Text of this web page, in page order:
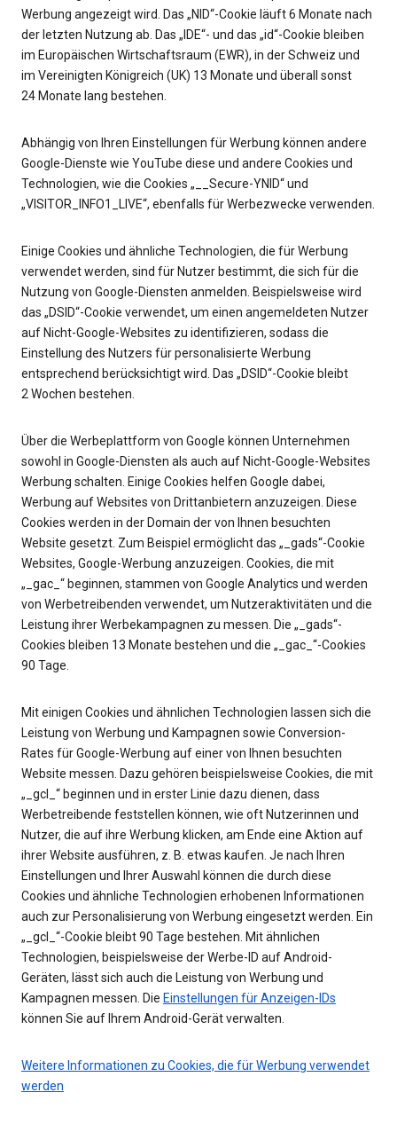
Werbung angezeigt wird. Das „NID“-Cookie läuft 6 Monate nach
der letzten Nutzung ab. Das „IDE“- und das „id“-Cookie bleiben
im Europäischen Wirtschaftsraum (EWR), in der Schweiz und
im Vereinigten Königreich (UK) 13 Monate und überall sonst
24 Monate lang bestehen.
Abhängig von Ihren Einstellungen für Werbung können andere
Google-Dienste wie YouTube diese und andere Cookies und
Technologien, wie die Cookies „__Secure-YNID“ und
„VISITOR_INFO1_LIVE“, ebenfalls für Werbezwecke verwenden.
Einige Cookies und ähnliche Technologien, die für Werbung
verwendet werden, sind für Nutzer bestimmt, die sich für die
Nutzung von Google-Diensten anmelden. Beispielsweise wird
das „DSID“-Cookie verwendet, um einen angemeldeten Nutzer
auf Nicht-Google-Websites zu identifizieren, sodass die
Einstellung des Nutzers für personalisierte Werbung
entsprechend berücksichtigt wird. Das „DSID“-Cookie bleibt
2 Wochen bestehen.
Über die Werbeplattform von Google können Unternehmen
sowohl in Google-Diensten als auch auf Nicht-Google-Websites
Werbung schalten. Einige Cookies helfen Google dabei,
Werbung auf Websites von Drittanbietern anzuzeigen. Diese
Cookies werden in der Domain der von Ihnen besuchten
Website gesetzt. Zum Beispiel ermöglicht das „_gads“-Cookie
Websites, Google-Werbung anzuzeigen. Cookies, die mit
„_gac_“ beginnen, stammen von Google Analytics und werden
von Werbetreibenden verwendet, um Nutzeraktivitäten und die
Leistung ihrer Werbekampagnen zu messen. Die „_gads“-
Cookies bleiben 13 Monate bestehen und die „_gac_“-Cookies
90 Tage.
Mit einigen Cookies und ähnlichen Technologien lassen sich die
Leistung von Werbung und Kampagnen sowie Conversion-
Rates für Google-Werbung auf einer von Ihnen besuchten
Website messen. Dazu gehören beispielsweise Cookies, die mit
„_gcl_“ beginnen und in erster Linie dazu dienen, dass
Werbetreibende feststellen können, wie oft Nutzerinnen und
Nutzer, die auf ihre Werbung klicken, am Ende eine Aktion auf
ihrer Website ausführen, z. B. etwas kaufen. Je nach Ihren
Einstellungen und Ihrer Auswahl können die durch diese
Cookies und ähnliche Technologien erhobenen Informationen
auch zur Personalisierung von Werbung eingesetzt werden. Ein
„_gcl_“-Cookie bleibt 90 Tage bestehen. Mit ähnlichen
Technologien, beispielsweise der Werbe-ID auf Android-
Geräten, lässt sich auch die Leistung von Werbung und
Kampagnen messen. Die Einstellungen für Anzeigen-IDs
können Sie auf Ihrem Android-Gerät verwalten.
Weitere Informationen zu Cookies, die für Werbung verwendet
werden